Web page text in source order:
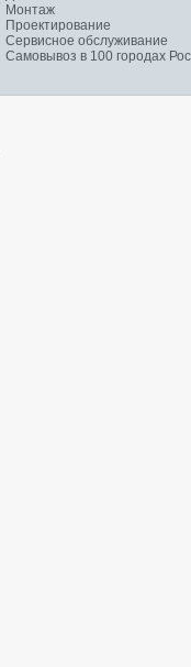
Монтаж
Проектирование
Сервисное обслуживание
Самовывоз в 100 городах